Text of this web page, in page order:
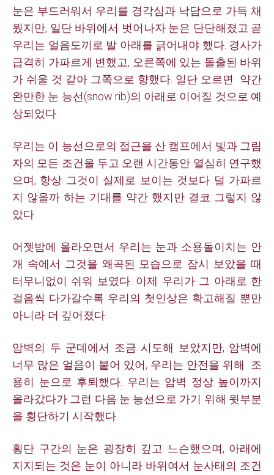
눈은 부드러워서 우리를 경각심과 낙담으로 가득 채
웠지만, 일단 바위에서 벗어나자 눈은 단단해졌고 곧
우리는 얼음도끼로 발 아래를 긁어내야 했다. 경사가
급격히 가파르게 변했고, 오른쪽에 있는 돌출된 바위
가 쉬울 것 같아 그쪽으로 향했다. 일단 오르면 약간
완만한 눈 능선(snow rib)의 아래로 이어질 것으로 예
상되었다.
우리는 이 능선으로의 접근을 산 캠프에서 빛과 그림
자의 모든 조건을 두고 오랜 시간동안 열심히 연구했
으며, 항상 그것이 실제로 보이는 것보다 덜 가파르
지 않을까 하는 기대를 약간 했지만 결코 그렇지 않
았다.
어젯밤에 올라오면서 우리는 눈과 소용돌이치는 안
개 속에서 그것을 왜곡된 모습으로 잠시 보았을 때
터무니없이 쉬워 보였다. 이제 우리가 그 아래로 한
걸음씩 다가갈수록 우리의 첫인상은 확고해질 뿐만
아니라 더 깊어졌다.
암벽의 두 군데에서 조금 시도해 보았지만, 암벽에
너무 많은 얼음이 붙어 있어, 우리는 안전을 위해 조
용히 눈으로 후퇴했다. 우리는 암벽 정상 높이까지
올라갔다가 그런 다음 눈 능선으로 가기 위해 윗부분
을 횡단하기 시작했다.
횡단 구간의 눈은 굉장히 깊고 느슨했으며, 아래에
지지되는 것은 눈이 아니라 바위여서 눈사태의 조건